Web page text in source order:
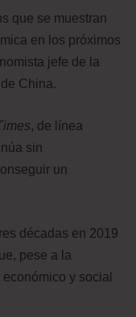
que se muestran
en los próximos
jefe de la
China.
, de línea
sin
un
décadas en 2019
pese a la
y social